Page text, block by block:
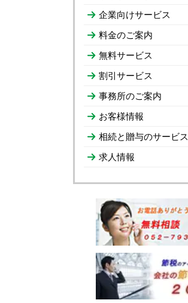
企業向けサービス
料金のご案内
無料サービス
割引サービス
事務所のご案内
お客様情報
相続と贈与のサービス
求人情報